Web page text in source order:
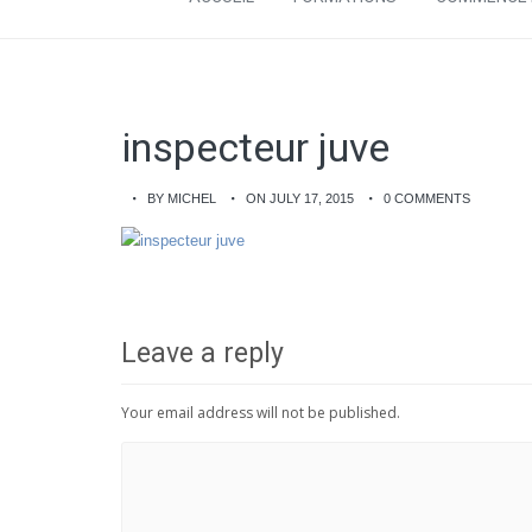
inspecteur juve
BY MICHEL ON JULY 17, 2015 0 COMMENTS
Leave a reply
Your email address will not be published.